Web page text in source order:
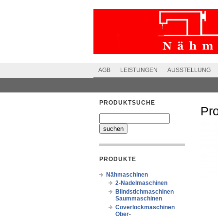
AGB LEISTUNGEN AUSSTELLUNG
PRODUKTSUCHE
PRODUKTE
Nähmaschinen
2-Nadelmaschinen
Blindstichmaschinen
Saummaschinen
Coverlockmaschinen
Ober-